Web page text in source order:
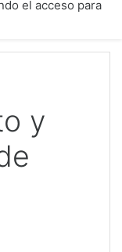
el acceso para
y